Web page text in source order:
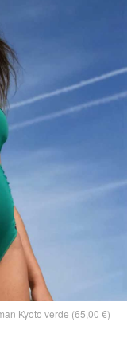
Kyoto verde (65,00 €)